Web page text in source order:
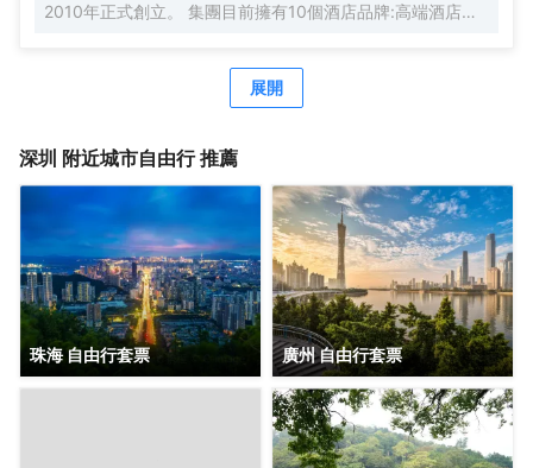
2010年正式創立。 集團目前擁有10個酒店品牌:高端酒店品
牌花美時、公寓品牌LIPPO公社。尚美生活旗下酒店超過
3500家（含在營店和籌建店），現已覆蓋全國31個省293座
團，尚美生活憑藉創新的商業模式、強大的品牌優勢和專業
創、共享大住宿共同體。未來，集團將不斷探索住宿業與互
聯網的結合、與新生活方式的結合，致力於成為全球領先的
生活服務連鎖平台，引領新尚美好生活。
展開
深圳 附近城市自由行 推薦
珠海 自由行套票 廣州 自由行套票